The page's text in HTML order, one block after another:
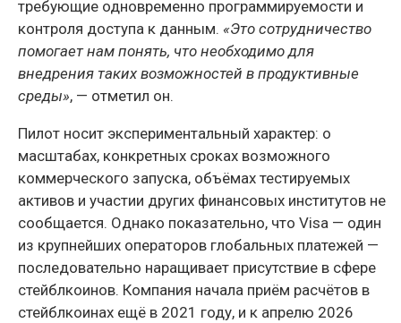
требующие одновременно программируемости и
контроля доступа к данным. «Это сотрудничество
помогает нам понять, что необходимо для
внедрения таких возможностей в продуктивные
среды», — отметил он.
Пилот носит экспериментальный характер: о
масштабах, конкретных сроках возможного
коммерческого запуска, объёмах тестируемых
активов и участии других финансовых институтов не
сообщается. Однако показательно, что Visa — один
из крупнейших операторов глобальных платежей —
последовательно наращивает присутствие в сфере
стейблкоинов. Компания начала приём расчётов в
стейблкоинах ещё в 2021 году, и к апрелю 2026